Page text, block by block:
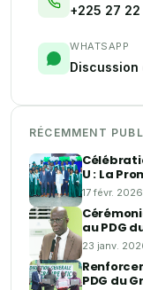
+225 27
WHATSAPP
Discussion
RÉCEMMENT
U : La
17 févr. 2026
au PDG
23 janv.
PDG du